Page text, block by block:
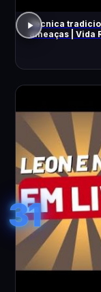
Técnica
ameaças | Vida
31